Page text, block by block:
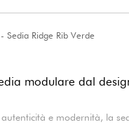
- Sedia Ridge Rib Verde
modulare dal
e modernità, la